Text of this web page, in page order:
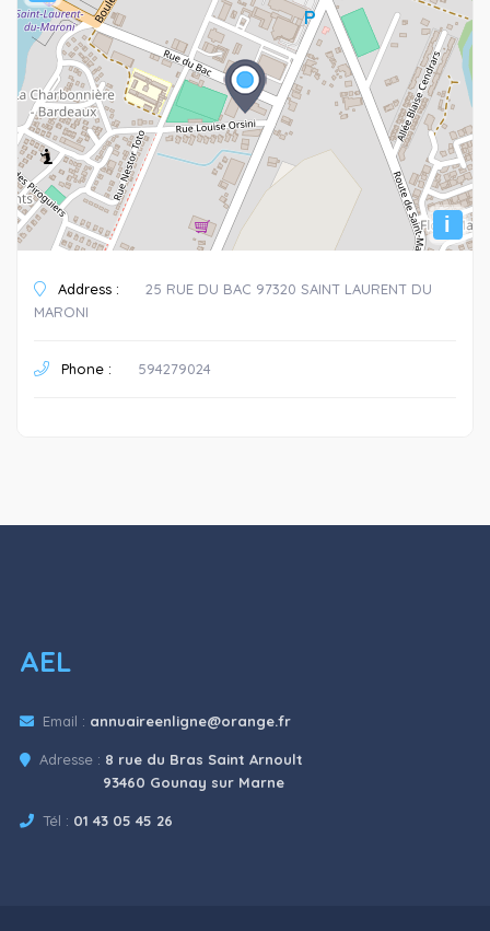
i
Address :
25 RUE DU BAC 97320 SAINT LAURENT DU
MARONI
Phone : 594279024
AEL
Email : annuaireenligne@orange.fr
Adresse : 8 rue du Bras Saint Arnoult
93460 Gounay sur Marne
Tél : 01 43 05 45 26